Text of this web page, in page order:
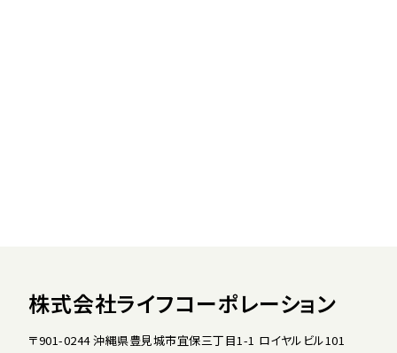
株式会社ライフコーポレーション
〒901-0244 沖縄県豊見城市宜保三丁目1-1 ロイヤルビル101